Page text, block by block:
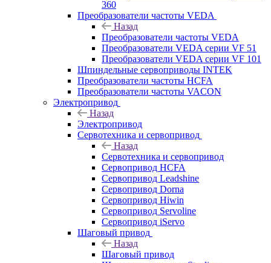
360
Преобразователи частоты VEDA
Назад
Преобразователи частоты VEDA
Преобразователи VEDA серии VF 51
Преобразователи VEDA серии VF 101
Шпиндельные сервоприводы INTEK
Преобразователи частоты HCFA
Преобразователи частоты VACON
Электропривод
Назад
Электропривод
Сервотехника и сервопривод
Назад
Сервотехника и сервопривод
Сервопривод HCFA
Сервопривод Leadshine
Сервопривод Dorna
Сервопривод Hiwin
Сервопривод Servoline
Сервопривод iServo
Шаговый привод
Назад
Шаговый привод